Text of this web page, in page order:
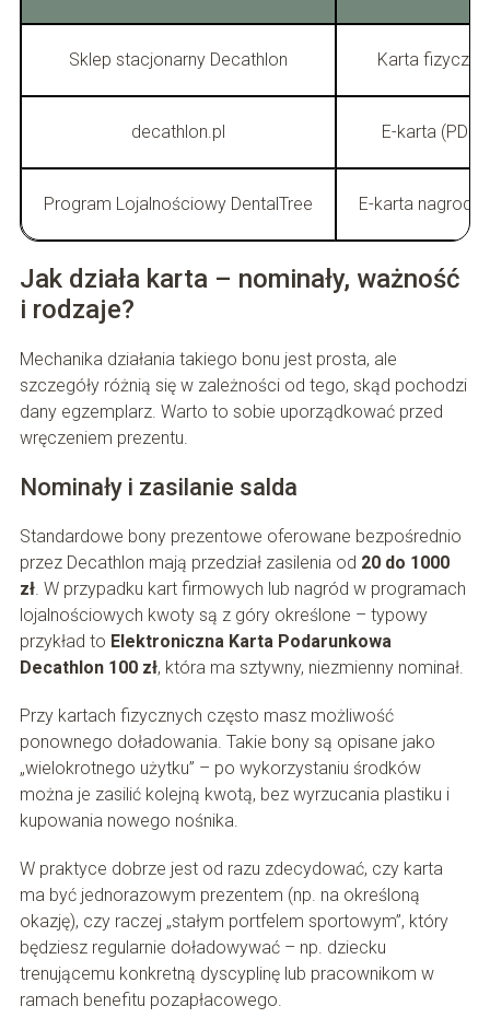
Sklep stacjonarny Decathlon Karta fizyczna
decathlon.pl E-karta (PDF)
Program Lojalnościowy DentalTree E-karta
Jak działa karta – nominały, ważność
i rodzaje?
Mechanika działania takiego bonu jest prosta, ale
szczegóły różnią się w zależności od tego, skąd pochodzi
dany egzemplarz. Warto to sobie uporządkować przed
wręczeniem prezentu.
Nominały i zasilanie salda
Standardowe bony prezentowe oferowane bezpośrednio
przez Decathlon mają przedział zasilenia od 20 do 1000
zł. W przypadku kart firmowych lub nagród w programach
lojalnościowych kwoty są z góry określone – typowy
przykład to Elektroniczna Karta Podarunkowa
Decathlon 100 zł, która ma sztywny, niezmienny nominał.
Przy kartach fizycznych często masz możliwość
ponownego doładowania. Takie bony są opisane jako
„wielokrotnego użytku” – po wykorzystaniu środków
można je zasilić kolejną kwotą, bez wyrzucania plastiku i
kupowania nowego nośnika.
W praktyce dobrze jest od razu zdecydować, czy karta
ma być jednorazowym prezentem (np. na określoną
okazję), czy raczej „stałym portfelem sportowym”, który
będziesz regularnie doładowywać – np. dziecku
trenującemu konkretną dyscyplinę lub pracownikom w
ramach benefitu pozapłacowego.